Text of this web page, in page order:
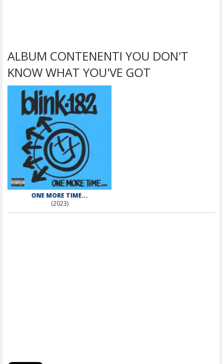
ALBUM CONTENENTI YOU DON'T
KNOW WHAT YOU'VE GOT
ONE MORE TIME...
(2023)